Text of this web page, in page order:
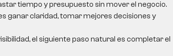
tiempo y presupuesto sin mover el negocio.
ganar claridad, tomar mejores decisiones y
el siguiente paso natural es completar el